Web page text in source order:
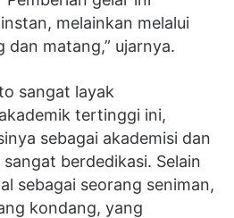
melainkan melalui
dan matang,” ujarnya.
sangat layak
tertinggi ini,
sebagai akademisi dan
berdedikasi. Selain
sebagai seorang seniman,
kondang, yang